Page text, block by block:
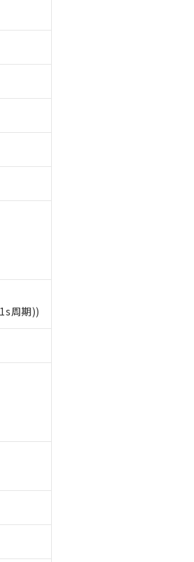
周期))
当のオムロン制御機器販売店・
たは開示しないようお願いしま
I-Webメンバーズにご登録され
、当社および当社の共同利用者
能な商品です。
予定のある商品です。
品を出す予定はありません。
は確認中の商品です。
す。
場合などやむを得ず変更すること
ェニルエーテル類(PBDE) 1000ppm以下、
（BBP） 1000ppm以下、フタル酸ジブチ
フェニルエーテル類) : 1000ppm、
。
刻な影響を及ぼさない年数を意
容を当該第三者に通知します。
れがある場合は、取り引きをい